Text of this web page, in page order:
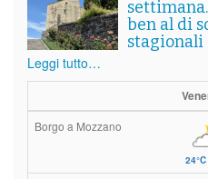
ben al di
stagionali
Leggi tutto…
Borgo a Mozzano
24°C